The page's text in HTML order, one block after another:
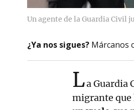
Un agente de la Guardia Civil
¿Ya nos sigues? Márcanos
La Guardia
migrante que